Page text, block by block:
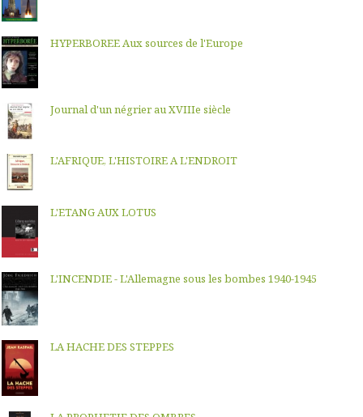
HYPERBOREE Aux sources de l'Europe
Journal d'un négrier au XVIIIe siècle
L'AFRIQUE, L'HISTOIRE A L'ENDROIT
L'ETANG AUX LOTUS
L'INCENDIE - L'Allemagne sous les bombes 1940-1945
LA HACHE DES STEPPES